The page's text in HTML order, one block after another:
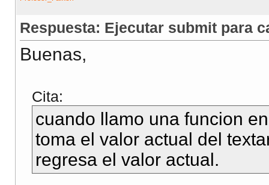
Respuesta: Ejecutar submit para
Buenas,
Cita:
cuando llamo una funcion
toma el valor actual del
regresa el valor actual.